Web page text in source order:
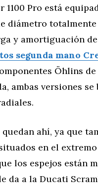
Pro está
diámetro
y amortiguación
segunda mano
Öhlins
ambas versiones se
ahí, ya que
en el
los espejos están
da a la Ducati